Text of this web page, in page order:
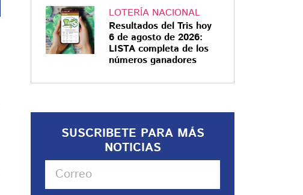
LOTERÍA NACIONAL
Resultados del Tris hoy
6 de agosto de 2026:
LISTA completa de los
números ganadores
SUSCRIBETE PARA MÁS
NOTICIAS